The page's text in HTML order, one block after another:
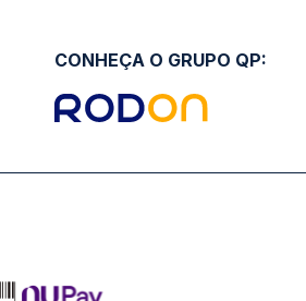
CONHEÇA O GRUPO QP: